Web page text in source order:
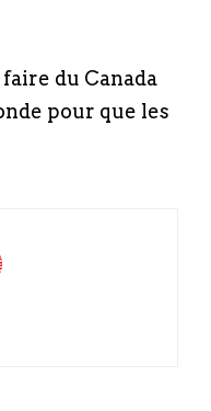
du Canada
pour que les